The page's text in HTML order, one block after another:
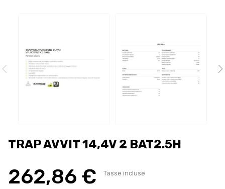
TRAP AVVIT 14,4V 2 BAT2.5H
262,86 € Tasse incluse